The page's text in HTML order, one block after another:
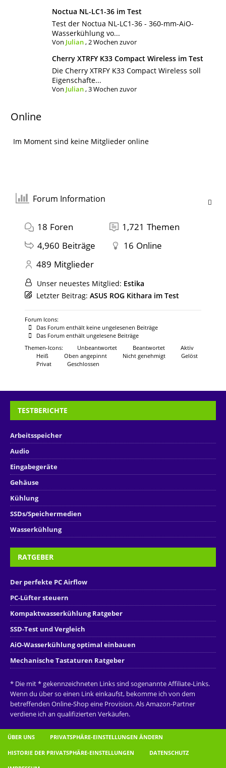
Noctua NL-LC1-36 im Test
Test der Noctua NL-LC1-36 - 360-mm-AiO-
Wasserkühlung vo...
Von Julian,2 Wochen zuvor
Cherry XTRFY K33 Compact Wireless im Test
Die Cherry XTRFY K33 Compact Wireless soll
Eigenschafte...
Von Julian,3 Wochen zuvor
Online
Im Moment sind keine Mitglieder online
Forum Information
18 Foren 1,721 Themen
4,960 Beiträge 16 Online
489 Mitglieder
Unser neuestes Mitglied: Estika
Letzter Beitrag: ASUS ROG Kithara im Test
Forum Icons:
Das Forum enthält keine ungelesenen Beiträge
Das Forum enthält ungelesene Beiträge
Themen-Icons:
Unbeantwortet Beantwortet
Aktiv
Heiß
Oben angepinnt Nicht genehmigt
Gelöst
Privat
Geschlossen
TESTBERICHTE
Arbeitsspeicher
Audio
Eingabegeräte
Gehäuse
Kühlung
SSDs/Speichermedien
Wasserkühlung
RATGEBER
Der perfekte PC Airflow
PC-Lüfter steuern
Kompaktwasserkühlung Ratgeber
SSD-Test und Vergleich
AiO-Wasserkühlung optimal einbauen
Mechanische Tastaturen Ratgeber
* Die mit * gekennzeichneten Links sind sogenannte Affiliate-Links.
Wenn du über so einen Link einkaufst, bekomme ich von dem
betreffenden Online-Shop eine Provision. Als Amazon-Partner
verdiene ich an qualifizierten Verkäufen.
ÜBER UNS PRIVATSPHÄRE-EINSTELLUNGEN ÄNDERN
HISTORIE DER PRIVATSPHÄRE-EINSTELLUNGEN DATENSCHUTZ